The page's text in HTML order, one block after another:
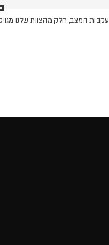
המצב, חלק מהצוות שלנו